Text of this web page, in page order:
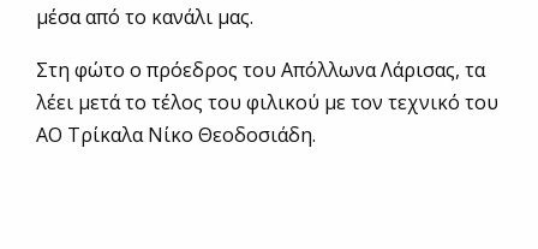
μέσα από το κανάλι μας.
Στη φώτο ο πρόεδρος του Απόλλωνα Λάρισας, τα
λέει μετά το τέλος του φιλικού με τον τεχνικό του
ΑΟ Τρίκαλα Νίκο Θεοδοσιάδη.